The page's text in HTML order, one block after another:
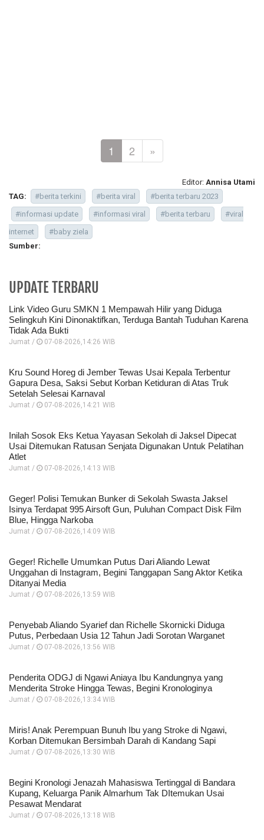
1 2 »
Editor: Annisa Utami
TAG:
#berita terkini #berita viral
#berita terbaru 2023
#informasi update
#informasi viral #berita terbaru
#viral
internet
#baby ziela
Sumber:
UPDATE TERBARU
Link Video Guru SMKN 1 Mempawah Hilir yang Diduga
Selingkuh Kini Dinonaktifkan, Terduga Bantah Tuduhan Karena
Tidak Ada Bukti
Jumat / 07-08-2026,14:26 WIB
Kru Sound Horeg di Jember Tewas Usai Kepala Terbentur
Gapura Desa, Saksi Sebut Korban Ketiduran di Atas Truk
Setelah Selesai Karnaval
Jumat / 07-08-2026,14:21 WIB
Inilah Sosok Eks Ketua Yayasan Sekolah di Jaksel Dipecat
Usai Ditemukan Ratusan Senjata Digunakan Untuk Pelatihan
Atlet
Jumat / 07-08-2026,14:13 WIB
Geger! Polisi Temukan Bunker di Sekolah Swasta Jaksel
Isinya Terdapat 995 Airsoft Gun, Puluhan Compact Disk Film
Blue, Hingga Narkoba
Jumat / 07-08-2026,14:09 WIB
Geger! Richelle Umumkan Putus Dari Aliando Lewat
Unggahan di Instagram, Begini Tanggapan Sang Aktor Ketika
Ditanyai Media
Jumat / 07-08-2026,13:59 WIB
Penyebab Aliando Syarief dan Richelle Skornicki Diduga
Putus, Perbedaan Usia 12 Tahun Jadi Sorotan Warganet
Jumat / 07-08-2026,13:56 WIB
Penderita ODGJ di Ngawi Aniaya Ibu Kandungnya yang
Menderita Stroke Hingga Tewas, Begini Kronologinya
Jumat / 07-08-2026,13:34 WIB
Miris! Anak Perempuan Bunuh Ibu yang Stroke di Ngawi,
Korban Ditemukan Bersimbah Darah di Kandang Sapi
Jumat / 07-08-2026,13:30 WIB
Begini Kronologi Jenazah Mahasiswa Tertinggal di Bandara
Kupang, Keluarga Panik Almarhum Tak DItemukan Usai
Pesawat Mendarat
Jumat / 07-08-2026,13:18 WIB